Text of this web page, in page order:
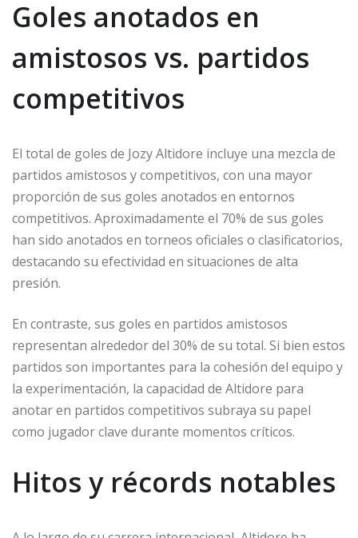
Goles anotados en
amistosos vs. partidos
competitivos
El total de goles de Jozy Altidore incluye una mezcla de
partidos amistosos y competitivos, con una mayor
proporción de sus goles anotados en entornos
competitivos. Aproximadamente el 70% de sus goles
han sido anotados en torneos oficiales o clasificatorios,
destacando su efectividad en situaciones de alta
presión.
En contraste, sus goles en partidos amistosos
representan alrededor del 30% de su total. Si bien estos
partidos son importantes para la cohesión del equipo y
la experimentación, la capacidad de Altidore para
anotar en partidos competitivos subraya su papel
como jugador clave durante momentos críticos.
Hitos y récords notables